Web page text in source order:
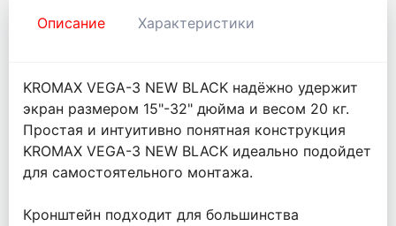
Описание Характеристики
KROMAX VEGA-3 NEW BLACK надёжно удержит
экран размером 15"-32" дюйма и весом 20 кг.
Простая и интуитивно понятная конструкция
KROMAX VEGA-3 NEW BLACK идеально подойдет
для самостоятельного монтажа.
Кронштейн подходит для большинства